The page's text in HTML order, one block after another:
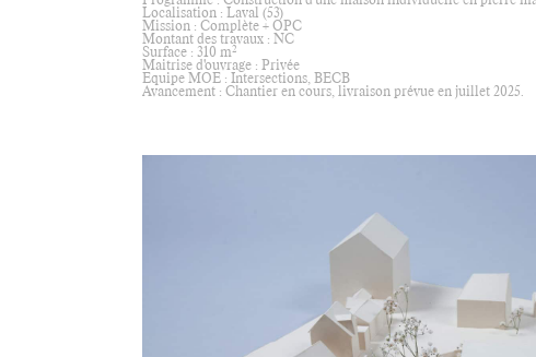
Localisation : Laval (53)
Mission : Complète + OPC
Montant des travaux : NC
Surface : 310 m2
Maitrise d'ouvrage : Privée
Equipe MOE : Intersections, BECB
Avancement : Chantier en cours, livraison prévue en juillet 2025.